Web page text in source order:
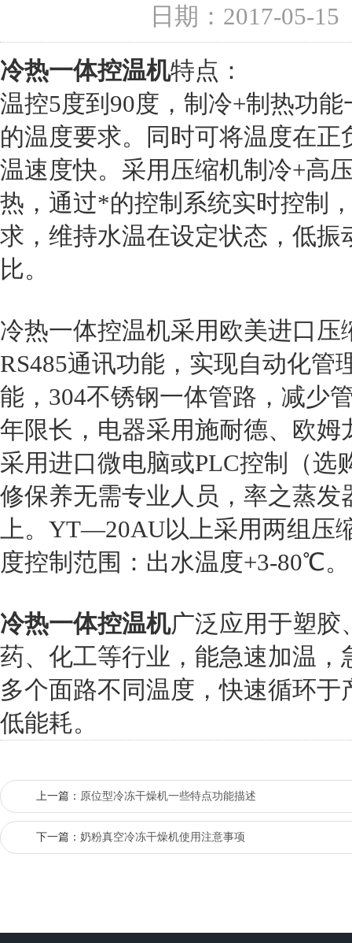
日期：2017-05-15
冷热一体控温机特点：
温控5度到90度，制冷+制热功
的温度要求。同时可将温度在
温速度快。采用压缩机制冷+高
热，通过*的控制系统实时控制
求，维持水温在设定状态，低
比。
冷热一体控温机采用欧美进口
RS485通讯功能，实现自动化管
能，304不锈钢一体管路，减少
年限长，电器采用施耐德、欧
采用进口微电脑或PLC控制（
修保养无需专业人员，率之蒸
上。YT—20AU以上采用两组压
度控制范围：出水温度+3-80℃。
冷热一体控温机广泛应用于塑胶
药、化工等行业，能急速加温
多个面路不同温度，快速循环
低能耗。
上一篇： 原位型冷冻干燥机一些特点功能描述
下一篇： 奶粉真空冷冻干燥机使用注意事项